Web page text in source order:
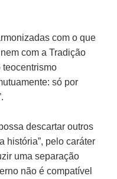
com o que
com a Tradição
teocentrismo
só por
descartar outros
história”, pelo caráter
uma separação
não é compatível